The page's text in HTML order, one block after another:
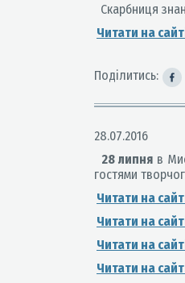
Скарбниця
Читати на
Поділитись:
28.07.2016
28 липняв
гостями
Читати на
Читати на
Читати на
Читати на